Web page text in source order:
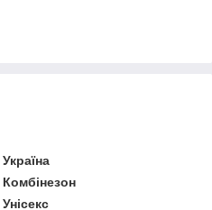
Україна
Комбінезон
Унісекс